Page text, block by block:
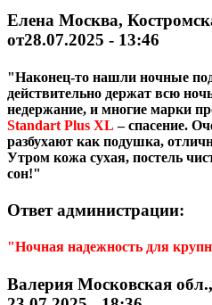
Елена Москва,
от28.07.2025 - 13:46
"Наконец-то нашли ночные
действительно держат всю
недержание, и многие марки
Standart Plus XL – спасение.
разбухают как подушка,
Утром кожа сухая, постель
сон!"
Ответ администрации:
"Ночная надежность для
Валерия Московская